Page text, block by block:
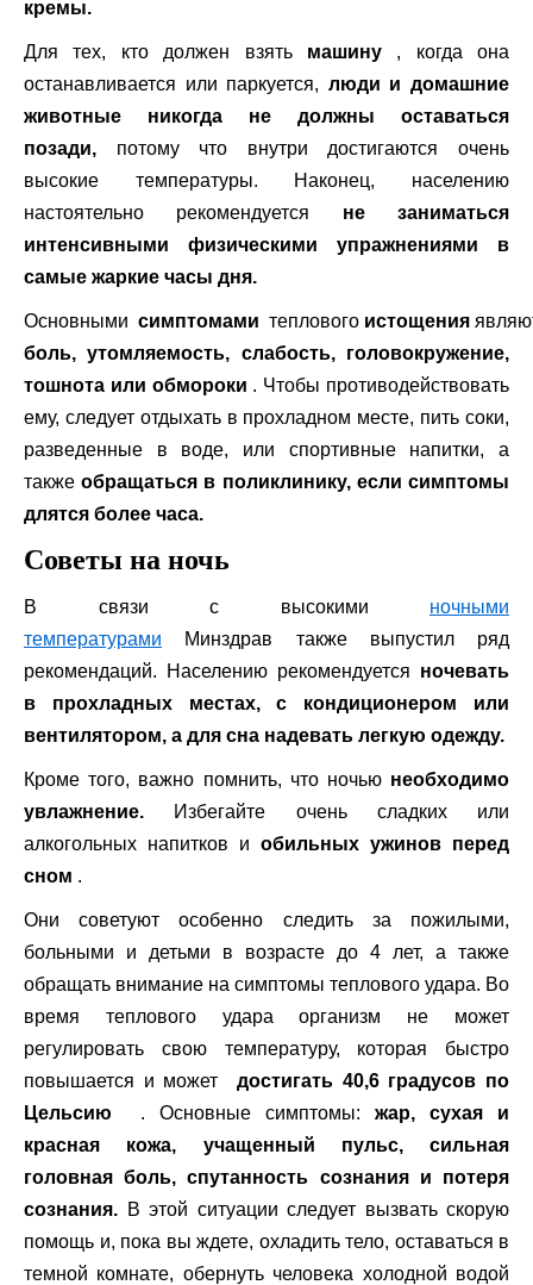
кремы.
Для тех, кто должен взять машину, когда она
останавливается или паркуется, люди и домашние
животные никогда не должны оставаться
позади, потому что внутри достигаются очень
высокие температуры. Наконец, населению
настоятельно рекомендуется не заниматься
интенсивными физическими упражнениями в
самые жаркие часы дня.
Основными симптомами теплового истощения
боль, утомляемость, слабость, головокружение,
тошнота или обмороки . Чтобы противодействовать
ему, следует отдыхать в прохладном месте, пить соки,
разведенные в воде, или спортивные напитки, а
такжеобращаться в поликлинику, если симптомы
длятся более часа.
Советы на ночь
В связи с высокими ночными
температурами Минздрав также выпустил ряд
рекомендаций. Населению рекомендуется ночевать
в прохладных местах, с кондиционером или
вентилятором, а для сна надевать легкую одежду.
Кроме того, важно помнить, что ночью необходимо
увлажнение.
Избегайте очень сладких или
алкогольных напитков и обильных ужинов перед
сном .
Они советуют особенно следить за пожилыми,
больными и детьми в возрасте до 4 лет, а также
обращать внимание на симптомы теплового удара. Во
время теплового удара организм не может
регулировать свою температуру, которая быстро
повышается и может достигать 40,6 градусов по
Цельсию
. Основные симптомы: жар, сухая и
красная кожа, учащенный пульс, сильная
головная боль, спутанность сознания и потеря
сознания. В этой ситуации следует вызвать скорую
помощь и, пока вы ждете, охладить тело, оставаться в
темной комнате, обернуть человека холодной водой